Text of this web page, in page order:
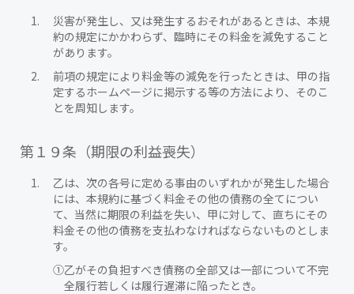
災害が発生し、又は発生するおそれがあるときは、本規
約の規定にかかわらず、臨時にその料金を減免すること
があります。
前項の規定により料金等の減免を行ったときは、甲の指
定するホームページに掲示する等の方法により、そのこ
とを周知します。
第１９条（期限の利益喪失）
乙は、次の各号に定める事由のいずれかが発生した場合
には、本規約に基づく料金その他の債務の全てについ
て、当然に期限の利益を失い、甲に対して、直ちにその
料金その他の債務を支払わなければならないものとしま
す。
①乙がその負担すべき債務の全部又は一部について不完
全履行若しくは履行遅滞に陥ったとき。